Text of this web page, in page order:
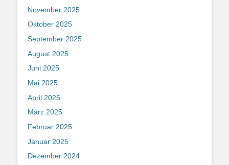
November 2025
Oktober 2025
September 2025
August 2025
Juni 2025
Mai 2025
April 2025
März 2025
Februar 2025
Januar 2025
Dezember 2024